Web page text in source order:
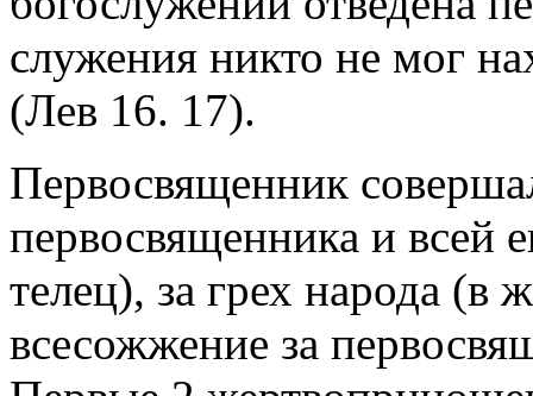
служения никто не мог
(Лев 16. 17).
Первосвященник
первосвященника и всей
телец), за грех народа (в
всесожжение за